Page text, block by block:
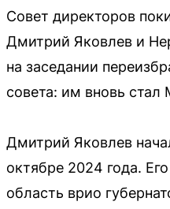
Совет директоров
Дмитрий Яковлев и
на заседании
совета: им вновь
Дмитрий Яковлев
октябре 2024 года.
область врио